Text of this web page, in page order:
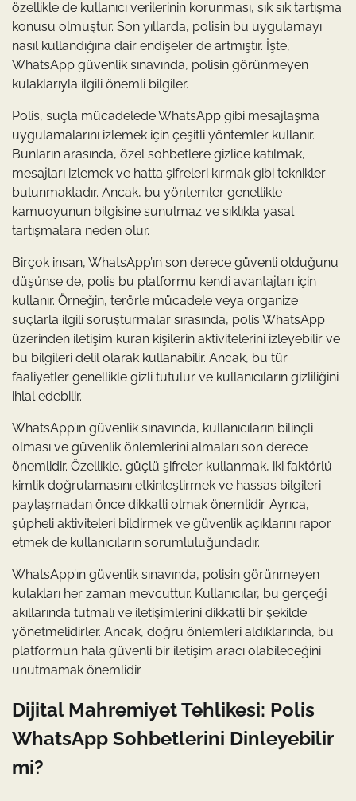
özellikle de kullanıcı verilerinin korunması, sık sık tartışma
konusu olmuştur. Son yıllarda, polisin bu uygulamayı
nasıl kullandığına dair endişeler de artmıştır. İşte,
WhatsApp güvenlik sınavında, polisin görünmeyen
kulaklarıyla ilgili önemli bilgiler.
Polis, suçla mücadelede WhatsApp gibi mesajlaşma
uygulamalarını izlemek için çeşitli yöntemler kullanır.
Bunların arasında, özel sohbetlere gizlice katılmak,
mesajları izlemek ve hatta şifreleri kırmak gibi teknikler
bulunmaktadır. Ancak, bu yöntemler genellikle
kamuoyunun bilgisine sunulmaz ve sıklıkla yasal
tartışmalara neden olur.
Birçok insan, WhatsApp’ın son derece güvenli olduğunu
düşünse de, polis bu platformu kendi avantajları için
kullanır. Örneğin, terörle mücadele veya organize
suçlarla ilgili soruşturmalar sırasında, polis WhatsApp
üzerinden iletişim kuran kişilerin aktivitelerini izleyebilir ve
bu bilgileri delil olarak kullanabilir. Ancak, bu tür
faaliyetler genellikle gizli tutulur ve kullanıcıların gizliliğini
ihlal edebilir.
WhatsApp’ın güvenlik sınavında, kullanıcıların bilinçli
olması ve güvenlik önlemlerini almaları son derece
önemlidir. Özellikle, güçlü şifreler kullanmak, iki faktörlü
kimlik doğrulamasını etkinleştirmek ve hassas bilgileri
paylaşmadan önce dikkatli olmak önemlidir. Ayrıca,
şüpheli aktiviteleri bildirmek ve güvenlik açıklarını rapor
etmek de kullanıcıların sorumluluğundadır.
WhatsApp’ın güvenlik sınavında, polisin görünmeyen
kulakları her zaman mevcuttur. Kullanıcılar, bu gerçeği
akıllarında tutmalı ve iletişimlerini dikkatli bir şekilde
yönetmelidirler. Ancak, doğru önlemleri aldıklarında, bu
platformun hala güvenli bir iletişim aracı olabileceğini
unutmamak önemlidir.
Dijital Mahremiyet Tehlikesi: Polis
WhatsApp Sohbetlerini Dinleyebilir
mi?